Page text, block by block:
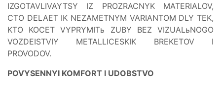
IZGOTAVLIVAYTSY IZ PROZRACNYK MATERIALOV,
CTO DELAET IK NEZAMETNYM VARIANTOM DLY TEK,
KTO KOCET VYPRYMITь ZUBY BEZ VIZUALьNOGO
VOZDEISTVIY METALLICESKIK BREKETOV I
PROVODOV.
POVYSENNYI KOMFORT I UDOBSTVO